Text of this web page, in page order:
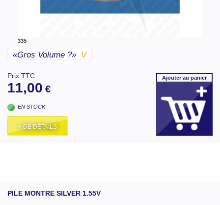
335
«gros Volume ?» V
Prix TTC
11,00 €
EN STOCK
+ DE DÉTAILS
Ajouterau panier
PILE MONTRE SILVER 1.55V